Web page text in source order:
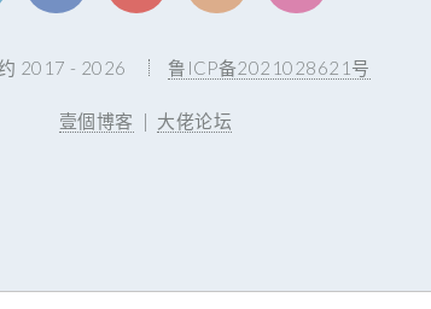
2017 - 2026 鲁ICP备2021028621号
壹個博客 | 大佬论坛